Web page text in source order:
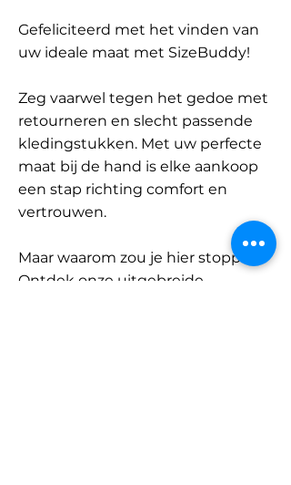
Gefeliciteerd met het vinden van
uw ideale maat met SizeBuddy!
Zeg vaarwel tegen het gedoe met
retourneren en slecht passende
kledingstukken. Met uw perfecte
maat bij de hand is elke aankoop
een stap richting comfort en
vertrouwen.
Maar waarom zou je hier stoppen?
Ontdek onze uitgebreide